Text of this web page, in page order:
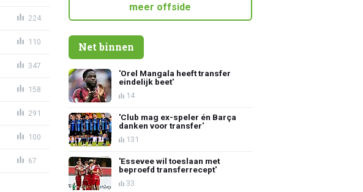
224
110
347
158
291
100
67
meer offside
Net binnen
'Orel Mangala heeft transfer
eindelijk beet'
14
'Club mag ex-speler én Barça
danken voor transfer'
131
'Essevee wil toeslaan met
beproefd transferrecept'
33